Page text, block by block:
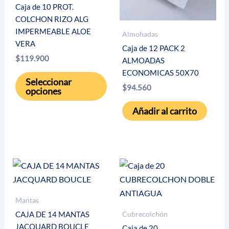
Caja de 10 PROT.
COLCHON RIZO ALG
IMPERMEABLE ALOE
VERA
$119.900
Seleccionar
opciones
producto
múltiples
opciones
pueden
elegir
Almohadas
Caja de 12 PACK 2
ALMOADAS
ECONOMICAS 50X70
$94.560
Añadir al carrito
Mantas
CAJA DE 14 MANTAS
JACQUARD BOUCLE
Cubrecolchón